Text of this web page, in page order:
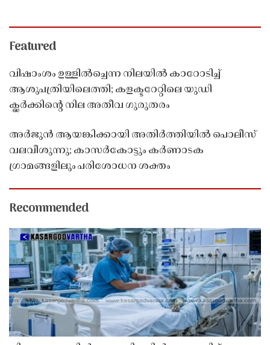
Featured
വിഷാംശം ഉള്ളിൽച്ചെന്ന നിലയിൽ കാറോടിച്ച്
ആശുപത്രിയിലെത്തി; കളക്ടറേറ്റിലെ യുഡി
ക്ലർക്കിൻ്റെ നില അതീവ ഗുരുതരം
അർജുൻ ആയങ്കിക്കായി അതിർത്തിയിൽ പൊലീസ്
വലവീശുന്നു; കാസർകോട്ടും കർണാടക
ഗ്രാമങ്ങളിലും പരിശോധന ശക്തം
Recommended